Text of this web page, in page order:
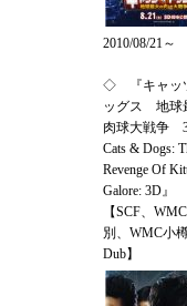
2010/08/21～
◇ 『キャッ
ッグス 地球
肉球大戦争
Cats & Dogs:
Revenge Of
Galore: 3D』
【SCF、
別、WMC小
Dub】